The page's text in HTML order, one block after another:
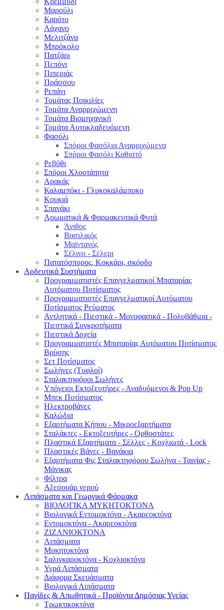
Μαρούλι
Καρότο
Λάχανο
Μελιτζάνα
Μπρόκολο
Πατζάρι
Πεπόνι
Πιπεριάς
Πράσσου
Ρεπάνι
Τομάτας Ποικιλίες
Τομάτα Αναρριχώμενη
Τομάτα Βιομηχανική
Τομάτα Αυτοκλαδευόμενη
Φασόλι
Σπόροι Φασόλια Αναρριχώμενα
Σπόροι Φασόλι Καθιστό
Ρεβύθι
Σπόροι Χλοοτάπητα
Αρακάς
Καλαμπόκι - Γλυκοκαλάμποκο
Κουκιά
Σπανάκι
Αρωματικά & Φαρμακευτικά Φυτά
Άνιθος
Βασιλικός
Μαϊντανός
Σέλινο - Σέλερι
Πατατόσπορος, Κοκκάρι, σκόρδο
Αρδευτικά Συστήματα
Προγραμματιστές Επαγγελματικοί Μπαταρίας
Αυτόματου Ποτίσματος
Προγραμματιστές Επαγγελματικοί Αυτόματου
Ποτίσματος Ρεύματος
Αντλητικά - Πιεστικά - Μονοφασικά - Πολυβάθμια -
Πιεστικά Συγκροτήματα
Πιεστικά Δοχεία
Προγραμματιστές Μπαταρίας Αυτόματου Ποτίσματος
Βρύσης
Σετ Ποτίσματος
Σωλήνες (Τυφλοί)
Σταλακτηφόροι Σωλήνες
Υπόγειοι Εκτοξευτήρες - Αναδυόμενοι & Pop Up
Μπεκ Ποτίσματος
Ηλεκτροβάνες
Καλώδια
Εξαρτήματα Κήπου - Μικροεξαρτήματα
Σταλάκτες - Εκτοξευτήρες - Ορθοστάτες
Πλαστικά Εξαρτήματα - Σέλλες - Κοχλιωτά - Lock
Πλαστικές Βάνες - Βανάκια
Εξαρτήματα Φις Σταλακτηφόρου Σωλήνα - Ταινίας -
Μάνικας
Φίλτρα
Αξεσουάρ νερού
Λιπάσματα και Γεωργικά Φάρμακα
ΒΙΟΛΟΓΙΚΑ ΜΥΚΗΤΟΚΤΟΝΑ
Βιολογικά Εντομοκτόνα - Ακαρεοκτόνα
Εντομοκτόνα - Ακαρεοκτόνα
ΖΙΖΑΝΙΟΚΤΟΝΑ
Λιπάσματα
Μυκητοκτόνα
Σαλιγκαροκτόνα - Κοχλιοκτόνα
Υγρά Λιπάσματα
Διάφορα Σκευάσματα
Βιολογικά Λιπάσματα
Παγίδες & Απωθητικά - Προϊόντα Δημόσιας Υγείας
Τρωκτικοκτόνα